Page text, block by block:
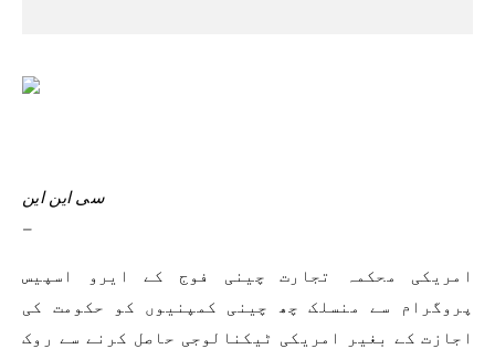
سی این این
–
امریکی محکمہ تجارت چینی فوج کے ایرو اسپیس
پروگرام سے منسلک چھ چینی کمپنیوں کو حکومت کی
اجازت کے بغیر امریکی ٹیکنالوجی حاصل کرنے سے روک